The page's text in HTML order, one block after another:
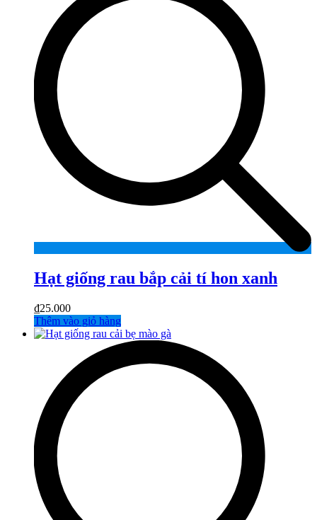
Hạt giống rau bắp cải tí hon xanh
₫25.000
Thêm vào giỏ hàng